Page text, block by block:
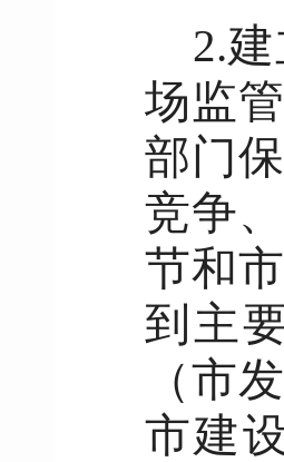
2.
场监
部门
竞争
节和
到主
（市
市建